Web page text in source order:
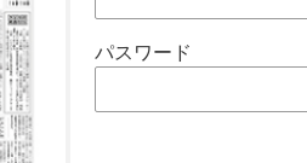
パスワード